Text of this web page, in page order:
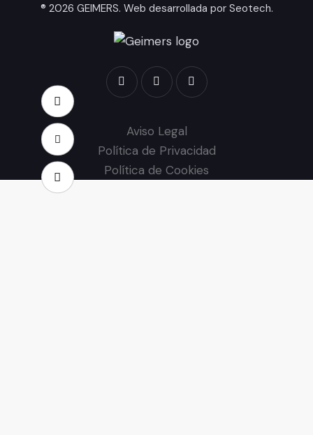
® 2026 GEIMERS. Web desarrollada por Seotech.
Aviso Legal
Política de Privacidad
Política de Cookies